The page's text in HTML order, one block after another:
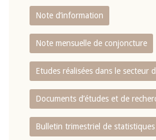
Note d’information
Note mensuelle de conjoncture
Etudes réalisées dans le secteur
Documents d’études et de
Bulletin trimestriel de statistiques